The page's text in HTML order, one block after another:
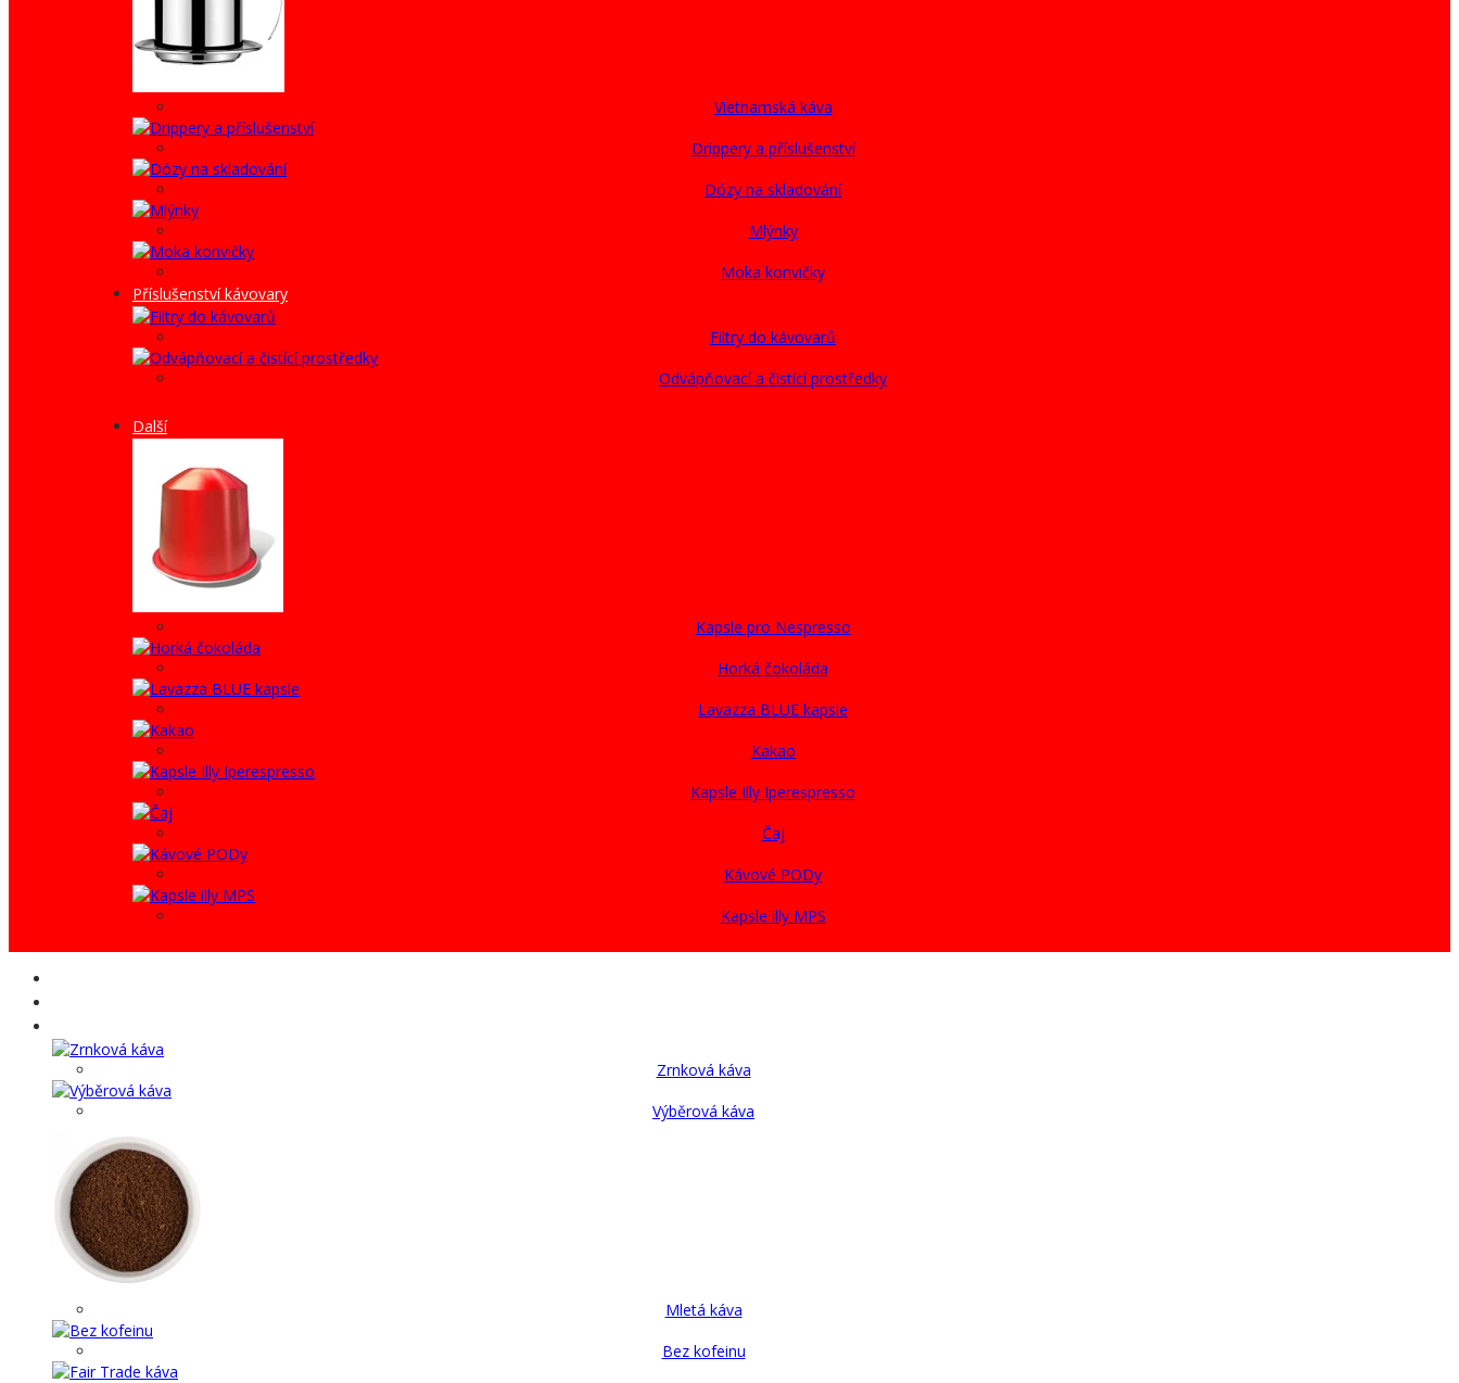
Vietnamská káva
Drippery a příslušenství
Dózy na skladování
Mlýnky
Moka konvičky
Příslušenství kávovary
Filtry do kávovarů
Odvápňovací a čistící prostředky
Další
Kapsle pro Nespresso
Horká čokoláda
Lavazza BLUE kapsle
Kakao
Kapsle Illy Iperespresso
Čaj
Kávové PODy
Kapsle illy MPS
Zrnková káva
Výběrová káva
Mletá káva
Bez kofeinu